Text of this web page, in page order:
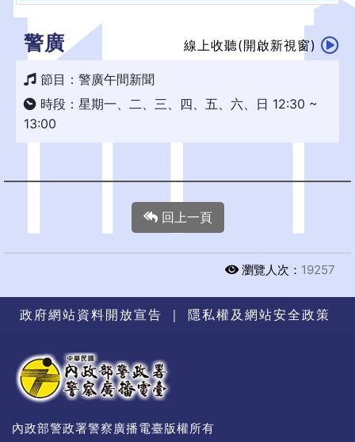
警廣 線上收聽(開啟新視窗)
節目：警廣午間新聞
時段：星期一、二、三、四、五、六、日 12:30 ~
13:00
回上一頁
瀏覽人次： 19257
政府網站資料開放宣告 ｜ 隱私權及網站安全政策
內政部警政署警察廣播電臺版權所有